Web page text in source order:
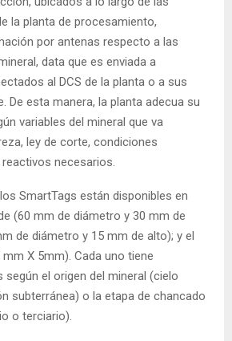
la planta de procesamiento,
por antenas respecto a las
data que es enviada a
al DCS de la planta o a sus
De esta manera, la planta adecua su
variables del mineral que va
ley de corte, condiciones
necesarios.
SmartTags están disponibles en
(60 mm de diámetro y 30 mm de
de diámetro y 15 mm de alto); y el
X 5mm). Cada uno tiene
según el origen del mineral (cielo
subterránea) o la etapa de chancado
o terciario).